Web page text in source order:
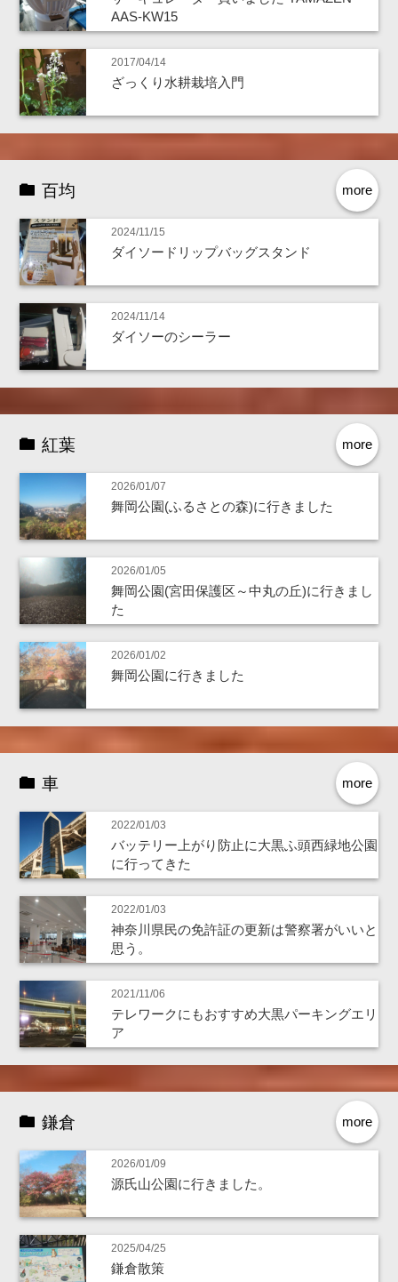
AAS-KW15
2017/04/14
ざっくり水耕栽培入門
more
百均
2024/11/15
ダイソードリップバッグスタンド
2024/11/14
ダイソーのシーラー
more
紅葉
2026/01/07
舞岡公園(ふるさとの森)に行きました
2026/01/05
舞岡公園(宮田保護区～中丸の丘)に行きまし
た
2026/01/02
舞岡公園に行きました
more
車
2022/01/03
バッテリー上がり防止に大黒ふ頭西緑地公園
に行ってきた
2022/01/03
神奈川県民の免許証の更新は警察署がいいと
思う。
2021/11/06
テレワークにもおすすめ大黒パーキングエリ
ア
more
鎌倉
2026/01/09
源氏山公園に行きました。
2025/04/25
鎌倉散策